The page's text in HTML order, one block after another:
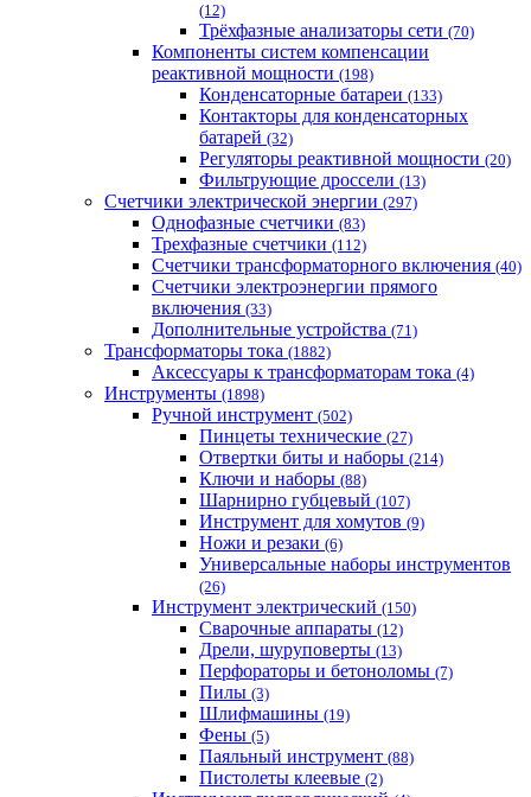
(12)
Трёхфазные анализаторы сети (70)
Компоненты систем компенсации
реактивной мощности (198)
Конденсаторные батареи (133)
Контакторы для конденсаторных
батарей (32)
Регуляторы реактивной мощности (20)
Фильтрующие дроссели (13)
Счетчики электрической энергии (297)
Однофазные счетчики (83)
Трехфазные счетчики (112)
Счетчики трансформаторного включения (40)
Счетчики электроэнергии прямого
включения (33)
Дополнительные устройства (71)
Трансформаторы тока (1882)
Аксессуары к трансформаторам тока (4)
Инструменты (1898)
Ручной инструмент (502)
Пинцеты технические (27)
Отвертки биты и наборы (214)
Ключи и наборы (88)
Шарнирно губцевый (107)
Инструмент для хомутов (9)
Ножи и резаки (6)
Универсальные наборы инструментов
(26)
Инструмент электрический (150)
Сварочные аппараты (12)
Дрели, шуруповерты (13)
Перфораторы и бетоноломы (7)
Пилы (3)
Шлифмашины (19)
Фены (5)
Паяльный инструмент (88)
Пистолеты клеевые (2)